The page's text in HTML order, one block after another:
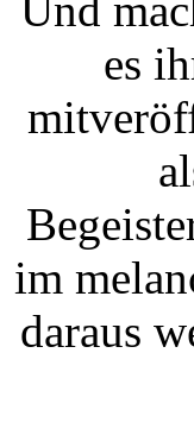
Und
es
im
daraus